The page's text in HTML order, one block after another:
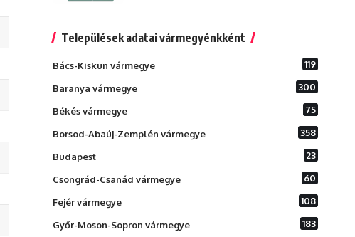
Települések adatai vármegyénkként
Bács-Kiskun vármegye 119
Baranya vármegye 300
Békés vármegye 75
Borsod-Abaúj-Zemplén vármegye 358
Budapest 23
Csongrád-Csanád vármegye 60
Fejér vármegye 108
Győr-Moson-Sopron vármegye 183